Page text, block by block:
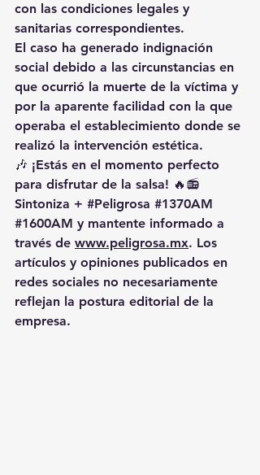
con las condiciones legales y
sanitarias correspondientes.
El caso ha generado indignación
social debido a las circunstancias en
que ocurrió la muerte de la víctima y
por la aparente facilidad con la que
operaba el establecimiento donde se
realizó la intervención estética.
🎶 ¡Estás en el momento perfecto
para disfrutar de la salsa! 🔥📻
Sintoniza + #Peligrosa #1370AM
#1600AM y mantente informado a
través de www.peligrosa.mx. Los
artículos y opiniones publicados en
redes sociales no necesariamente
reflejan la postura editorial de la
empresa.